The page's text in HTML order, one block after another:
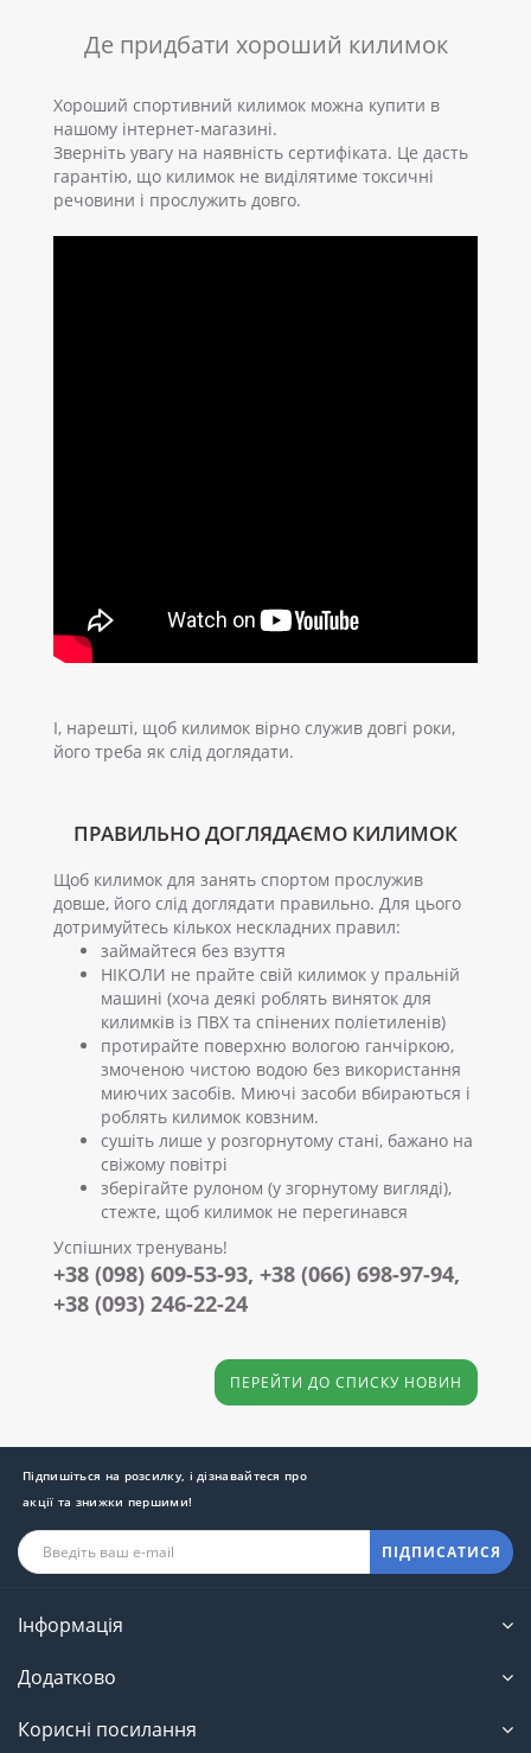
Де придбати хороший килимок
Хороший спортивний килимок можна купити в
нашому інтернет-магазині.
Зверніть увагу на наявність сертифіката. Це дасть
гарантію, що килимок не виділятиме токсичні
речовини і прослужить довго.
І, нарешті, щоб килимок вірно служив довгі роки,
його треба як слід доглядати.
ПРАВИЛЬНО ДОГЛЯДАЄМО КИЛИМОК
Щоб килимок для занять спортом прослужив
довше, його слід доглядати правильно. Для цього
дотримуйтесь кількох нескладних правил:
займайтеся без взуття
НІКОЛИ не прайте свій килимок у пральній
машині (хоча деякі роблять виняток для
килимків із ПВХ та спінених поліетиленів)
протирайте поверхню вологою ганчіркою,
змоченою чистою водою без використання
миючих засобів. Миючі засоби вбираються і
роблять килимок ковзним.
сушіть лише у розгорнутому стані, бажано на
свіжому повітрі
зберігайте рулоном (у згорнутому вигляді),
стежте, щоб килимок не перегинався
Успішних тренувань!
+38 (098) 609-53-93, +38 (066) 698-97-94,
+38 (093) 246-22-24
ПЕРЕЙТИ ДО СПИСКУ НОВИН
Підпишіться на розсилку, і дізнавайтеся про
акції та знижки першими!
ПІДПИСАТИСЯ
Інформація
Додатково
Корисні посилання